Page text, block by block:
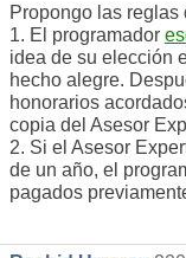
Propongo las reglas
1. El programador
idea de su elección
hecho alegre.
honorarios
copia del Asesor
2. Si el Asesor
de un año, el
pagados